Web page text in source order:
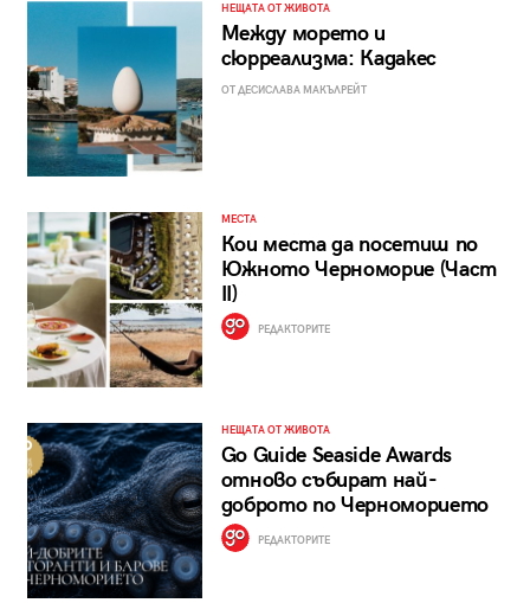
НЕЩАТА ОТ ЖИВОТА
Между морето и
сюрреализма: Кадакес
ОТ ДЕСИСЛАВА МАКЪЛРЕЙТ
МЕСТА
Кои места да посетиш по
Южното Черноморие (Част
II)
РЕДАКТОРИТЕ
НЕЩАТА ОТ ЖИВОТА
Go Guide Seaside Awards
отново събират най-
доброто по Черноморието
РЕДАКТОРИТЕ